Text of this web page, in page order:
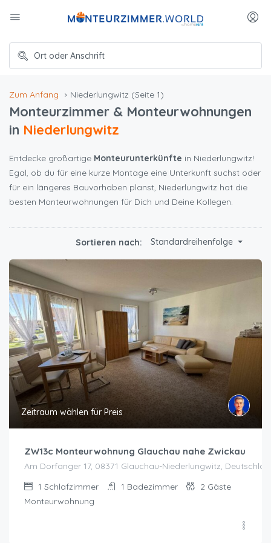
Zum Anfang Niederlungwitz (Seite 1)
Monteurzimmer & Monteurwohnungen
in Niederlungwitz
Entdecke großartige Monteurunterkünfte in Niederlungwitz!
Egal, ob du für eine kurze Montage eine Unterkunft suchst oder
für ein längeres Bauvorhaben planst, Niederlungwitz hat die
besten Monteurwohnungen für Dich und Deine Kollegen.
Sortieren nach: Standardreihenfolge
Zeitraum wählen für Preis
ZW13c Monteurwohnung Glauchau nahe Zwickau
Am Dorfanger 17, 08371 Glauchau-Niederlungwitz,
1 Schlafzimmer 1 Badezimmer 2 Gäste
Monteurwohnung